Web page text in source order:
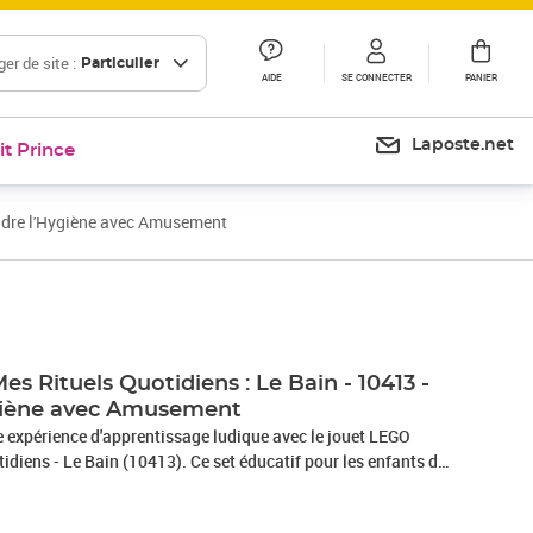
de site : Particulier
AIDE SE CONNECTER PANIER
Prince Laposte.net
l'Hygiène avec Amusement
Rituels Quotidiens : Le Bain - 10413 -
avec Amusement
d'apprentissage ludique avec le jouet LEGO
- Le Bain (10413). Ce set éducatif pour les enfants dès
une baignoire, une douche et des toilettes. Les